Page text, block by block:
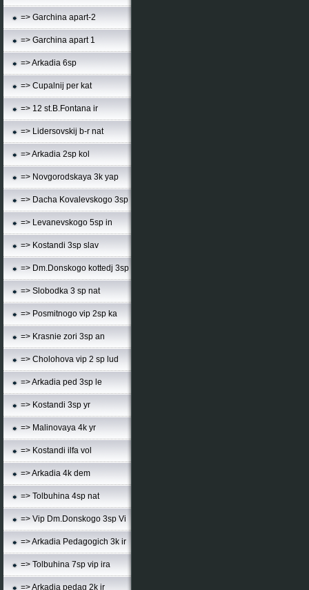
=> Garchina apart-2
=> Garchina apart 1
=> Arkadia 6sp
=> Cupalnij per kat
=> 12 st.B.Fontana ir
=> Lidersovskij b-r nat
=> Arkadia 2sp kol
=> Novgorodskaya 3k yap
=> Dacha Kovalevskogo 3sp
=> Levanevskogo 5sp in
=> Kostandi 3sp slav
=> Dm.Donskogo kottedj 3sp
=> Slobodka 3 sp nat
=> Posmitnogo vip 2sp ka
=> Krasnie zori 3sp an
=> Cholohova vip 2 sp lud
=> Arkadia ped 3sp le
=> Kostandi 3sp yr
=> Malinovaya 4k yr
=> Kostandi ilfa vol
=> Arkadia 4k dem
=> Tolbuhina 4sp nat
=> Vip Dm.Donskogo 3sp Vi
=> Arkadia Pedagogich 3k ir
=> Tolbuhina 7sp vip ira
=> Arkadia pedag 2k ir